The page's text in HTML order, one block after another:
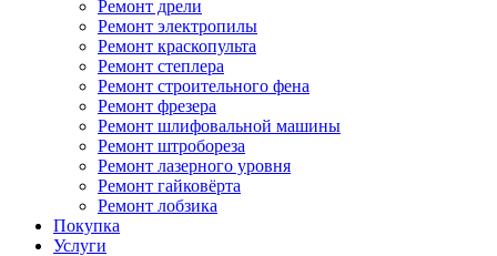
Ремонт дрели
Ремонт электропилы
Ремонт краскопульта
Ремонт степлера
Ремонт строительного фена
Ремонт фрезера
Ремонт шлифовальной машины
Ремонт штробореза
Ремонт лазерного уровня
Ремонт гайковёрта
Ремонт лобзика
Покупка
Услуги